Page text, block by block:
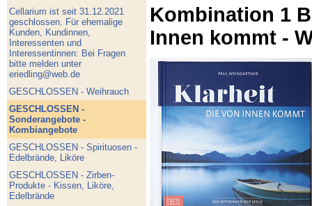
Cellarium ist seit 31.12.2021
geschlossen. Für ehemalige
Kunden, Kundinnen,
Interessenten und
Interessentinnen: Bei Fragen
bitte melden unter
eriedling@web.de
GESCHLOSSEN - Weihrauch
GESCHLOSSEN -
Sonderangebote -
Kombiangebote
GESCHLOSSEN - Spirituosen -
Edelbrände, Liköre
GESCHLOSSEN - Zirben-
Produkte - Kissen, Liköre,
Edelbrände
Kombination 1
Innen kommt -